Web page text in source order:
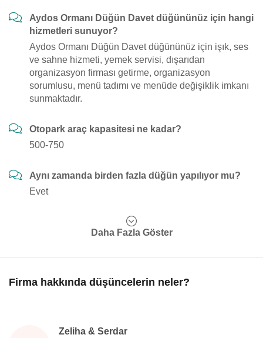
Aydos Ormanı Düğün Davet düğününüz için hangi
hizmetleri sunuyor?
Aydos Ormanı Düğün Davet düğününüz için işık, ses
ve sahne hizmeti, yemek servisi, dışarıdan
organizasyon firması getirme, organizasyon
sorumlusu, menü tadımı ve menüde değişiklik imkanı
sunmaktadır.
Otopark araç kapasitesi ne kadar?
500-750
Aynı zamanda birden fazla düğün yapılıyor mu?
Evet
Daha Fazla Göster
Firma hakkında düşüncelerin neler?
Zeliha & Serdar